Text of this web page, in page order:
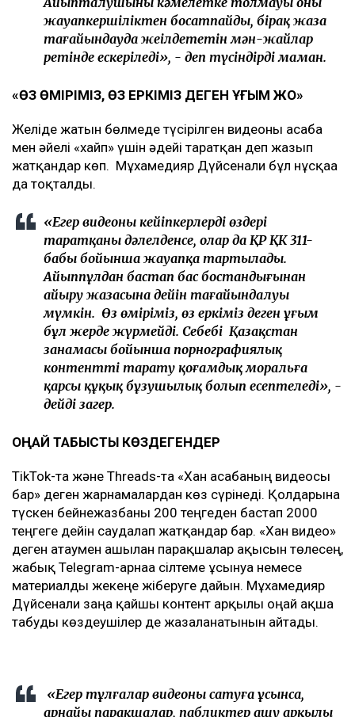
жауапкершіліктен босатпайды, бірақ жаза
тағайындауда жеңілдететін мән-жайлар
ретінде ескеріледі», - деп түсіндірді маман.
«ӨЗ ӨМІРІМІЗ, ӨЗ ЕРКІМІЗ ДЕГЕН ҰҒЫМ ЖОҚ»
Желіде жатын бөлмеде түсірілген видеоны асаба
мен әйелі «хайп» үшін әдейі таратқан деп жазып
жатқандар көп. Мұхамедияр Дүйсенғали бұл нұсқаға
да тоқталды.
«Егер видеоны кейіпкерлердің өздері
таратқаны дәлелденсе, олар да ҚР ҚК 311-
бабы бойынша жауапқа тартылады.
Айыппұлдан бастап бас бостандығынан
айыру жазасына дейін тағайындалуы
мүмкін. Өз өміріміз, өз еркіміз деген ұғым
бұл жерде жүрмейді. Себебі Қазақстан
заңнамасы бойынша порнографиялық
контентті тарату қоғамдық моральға
қарсы құқық бұзушылық болып есептеледі», -
дейді заңгер.
ОҢАЙ ТАБЫСТЫ КӨЗДЕГЕНДЕР
TikTok-та және Threads-та «Хан асабаның видеосы
бар» деген жарнамалардан көз сүрінеді. Қолдарына
түскен бейнежазбаны 200 теңгеден бастап 2000
теңгеге дейін саудалап жатқандар бар. «Хан видео»
деген атаумен ашылған парақшалар ақысын төлесең,
жабық Telegram-арнаға сілтеме ұсынуға немесе
материалды жекеңе жіберуге дайын. Мұхамедияр
Дүйсенғали заңға қайшы контент арқылы оңай ақша
табуды көздеушілер де жазаланатынын айтады.
«Егер тұлғалар видеоны сатуға ұсынса,
арнайы парақшалар, пабликтер ашу арқылы